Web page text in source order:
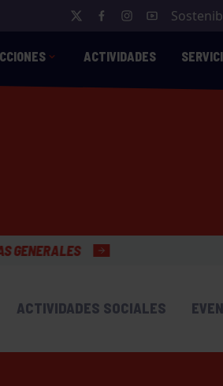
ACTIVIDADES
ACTIVIDADES SOCIALES